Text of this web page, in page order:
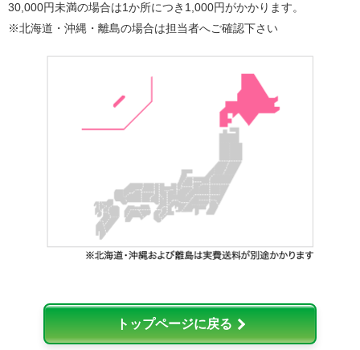
30,000円未満の場合は1か所につき1,000円がかかります。
※北海道・沖縄・離島の場合は担当者へご確認下さい
トップページに戻る